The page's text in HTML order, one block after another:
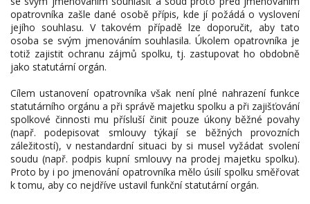
opatrovníka zašle dané osobě přípis, kde jí požádá o vyslovení
jejího souhlasu. V takovém případě lze doporučit, aby tato
osoba se svým jmenováním souhlasila. Úkolem opatrovníka je
totiž zajistit ochranu zájmů spolku, tj. zastupovat ho obdobně
jako statutární orgán.
Cílem ustanovení opatrovníka však není plné nahrazení funkce
statutárního orgánu a při správě majetku spolku a při zajišťování
spolkové činnosti mu přísluší činit pouze úkony běžné povahy
(např. podepisovat smlouvy týkají se běžných provozních
záležitostí), v nestandardní situaci by si musel vyžádat svolení
soudu (např. podpis kupní smlouvy na prodej majetku spolku).
Proto by i po jmenování opatrovníka mělo úsilí spolku směřovat
k tomu, aby co nejdříve ustavil funkční statutární orgán.